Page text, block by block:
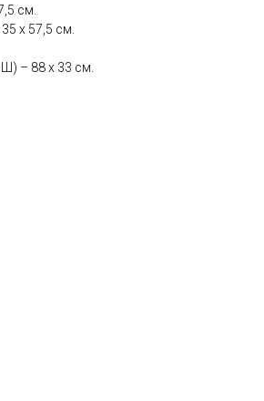
см.
х 57,5 см.
– 88 х 33 см.